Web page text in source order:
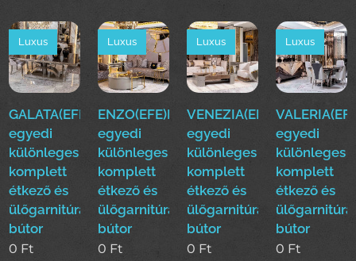
GALATA(EFE)Luxus
egyedi
különleges
komplett
étkező és
ülőgarnitúra
bútor
Luxus
0 Ft
ENZO(EFE)Luxus
egyedi
különleges
komplett
étkező és
ülőgarnitúra
bútor
Luxus
0 Ft
VENEZIA(EFE)Luxus
egyedi
különleges
komplett
étkező és
ülőgarnitúra
bútor
Luxus
0 Ft
egyedi
különleges
komplett
étkező és
ülőgarnitúra
bútor
Luxus
0 Ft